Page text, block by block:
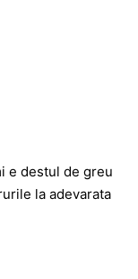
e destul de greu
la adevarata